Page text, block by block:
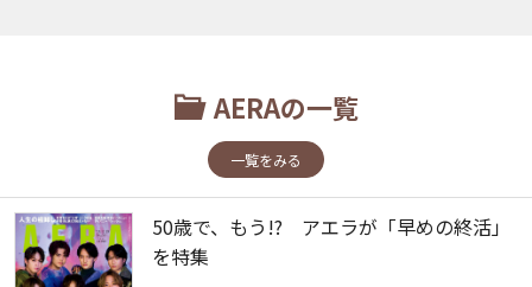
AERAの一覧
一覧をみる
50歳で、もう!? アエラが「早めの終活」
を特集